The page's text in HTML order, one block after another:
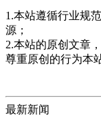
1.本站遵循行业规
源；
2.本站的原创文章
尊重原创的行为本
最新新闻